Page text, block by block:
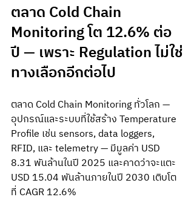
ตลาด Cold Chain
Monitoring โต 12.6% ต่อ
ปี — เพราะ Regulation ไม่ใช่
ทางเลือกอีกต่อไป
ตลาด Cold Chain Monitoring ทั่วโลก —
อุปกรณ์และระบบที่ใช้สร้าง Temperature
Profile เช่น sensors, data loggers,
RFID, และ telemetry — มีมูลค่า USD
8.31 พันล้านในปี 2025 และคาดว่าจะแตะ
USD 15.04 พันล้านภายในปี 2030 เติบโต
ที่ CAGR 12.6%